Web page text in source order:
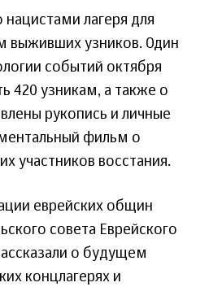
лагеря для
выживших узников. Один
событий октября
420 узникам, а также о
рукопись и личные
фильм о
участников восстания.
еврейских общин
совета Еврейского
о будущем
концлагерях и